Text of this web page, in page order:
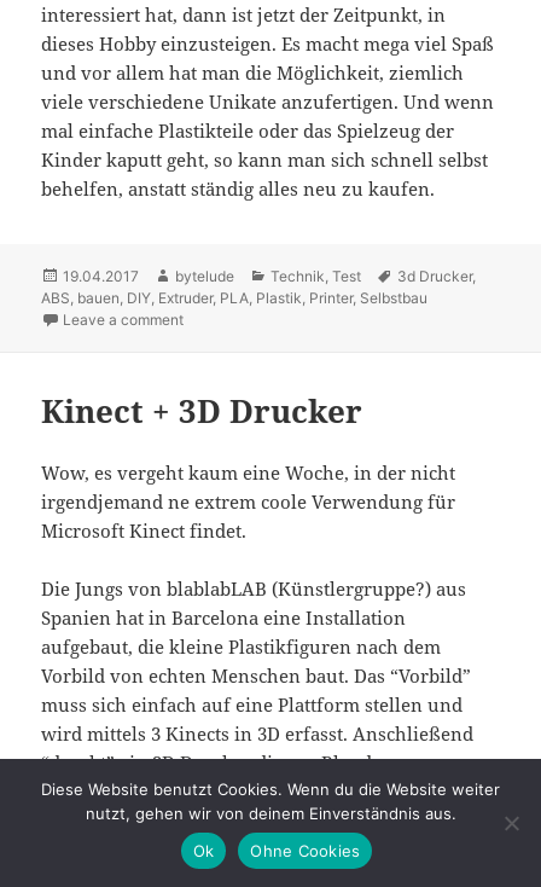
interessiert hat, dann ist jetzt der Zeitpunkt, in
dieses Hobby einzusteigen. Es macht mega viel Spaß
und vor allem hat man die Möglichkeit, ziemlich
viele verschiedene Unikate anzufertigen. Und wenn
mal einfache Plastikteile oder das Spielzeug der
Kinder kaputt geht, so kann man sich schnell selbst
behelfen, anstatt ständig alles neu zu kaufen.
Posted
on
19.04.2017 Author
bytelude Categories
Technik ,Test Tags
3d Drucker,
ABS bauen DIY Extruder, PLA Plastik Printer, Selbstbau
Leave a comment
Kinect + 3D Drucker
Wow, es vergeht kaum eine Woche, in der nicht
irgendjemand ne extrem coole Verwendung für
Microsoft Kinect findet.
Die Jungs von blablabLAB (Künstlergruppe?) aus
Spanien hat in Barcelona eine Installation
aufgebaut, die kleine Plastikfiguren nach dem
Vorbild von echten Menschen baut. Das “Vorbild”
muss sich einfach auf eine Plattform stellen und
wird mittels 3 Kinects in 3D erfasst. Anschließend
“druckt” ein 3D Drucker die per Blender
aufbereiteten Daten und heraus kommt eine kleine
Figur.
Diese Website benutzt Cookies. Wenn du die Website weiter
nutzt, gehen wir von deinem Einverständnis aus.
Ok
Ohne Cookies